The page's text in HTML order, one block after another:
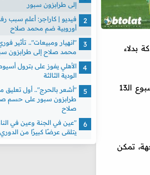
بدلاء
ويلتقي الأهلي مع طلائع الجيش على أرضية استاد الكلية الحربية، في الجولة المؤجلة من الأسبوع الـ13
الدوري المصري برصيد 48 نقطة من 20 مواجهة، تمكن
إلى طرابزون سبور
فيديو | كاراجر: أعلم سبب
أوروبية ضم محمد صلاح
"انهيار ومبيعات".. تأثير
محمد صلاح إلى طرابزون
الأهلي يفوز على بترول
الودية الثالثة
"أشعر بالحرج".. أول
طرابزون سبور على حسم
صلاح
"عين في الجنة وعين في
يتلقى عرضًا كبيرًا من